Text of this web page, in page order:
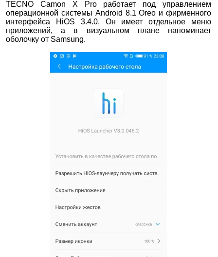
TECNO Camon X Pro работает под управлением
операционной системы Android 8.1 Oreo и фирменного
интерфейса HiOS 3.4.0. Он имеет отдельное меню
приложений, а в визуальном плане напоминает
оболочку от Samsung.